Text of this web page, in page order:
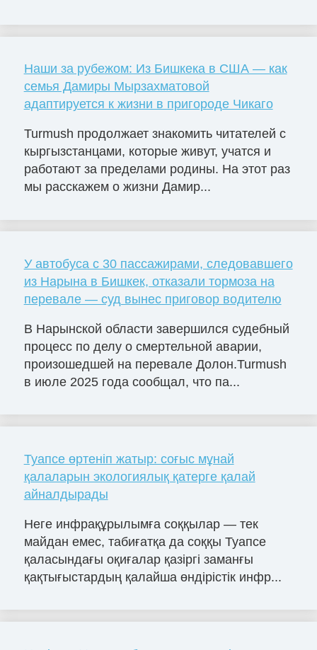
Наши за рубежом: Из Бишкека в США — как
семья Дамиры Мырзахматовой
адаптируется к жизни в пригороде Чикаго
Turmush продолжает знакомить читателей с
кыргызстанцами, которые живут, учатся и
работают за пределами родины. На этот раз
мы расскажем о жизни Дамир...
У автобуса с 30 пассажирами, следовавшего
из Нарына в Бишкек, отказали тормоза на
перевале — суд вынес приговор водителю
В Нарынской области завершился судебный
процесс по делу о смертельной аварии,
произошедшей на перевале Долон.Turmush
в июле 2025 года сообщал, что па...
Туапсе өртеніп жатыр: соғыс мұнай
қалаларын экологиялық қатерге қалай
айналдырады
Неге инфрақұрылымға соққылар — тек
майдан емес, табиғатқа да соққы Туапсе
қаласындағы оқиғалар қазіргі заманғы
қақтығыстардың қалайша өндірістік инфр...